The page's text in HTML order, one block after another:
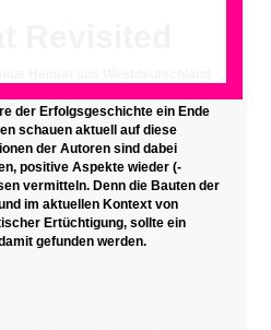
der Erfolgsgeschichte ein Ende
schauen aktuell auf diese
der Autoren sind dabei
positive Aspekte wieder (-
vermitteln. Denn die Bauten der
im aktuellen Kontext von
Ertüchtigung, sollte ein
gefunden werden.